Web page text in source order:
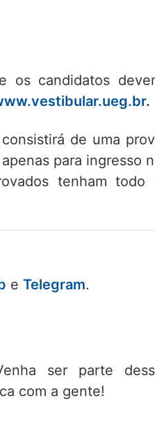
os candidatos
.
de uma
para ingresso
tenham todo
e Telegram.
ser parte
com a gente!